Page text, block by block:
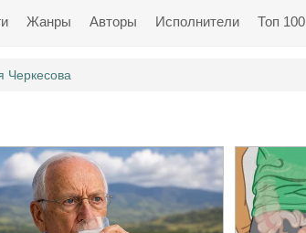
Жанры Авторы Исполнители Топ 100
Черкесова